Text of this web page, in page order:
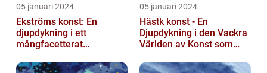
05 januari 2024
Ekströms konst: En
djupdykning i ett
mångfacetterat
05 januari 2024
Hästk konst - En
Djupdykning i den Vackra
Världen av Konst som